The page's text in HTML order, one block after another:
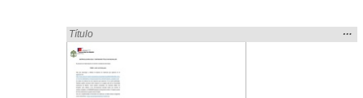
Encontrado «EvAU» en:
Título
la
…